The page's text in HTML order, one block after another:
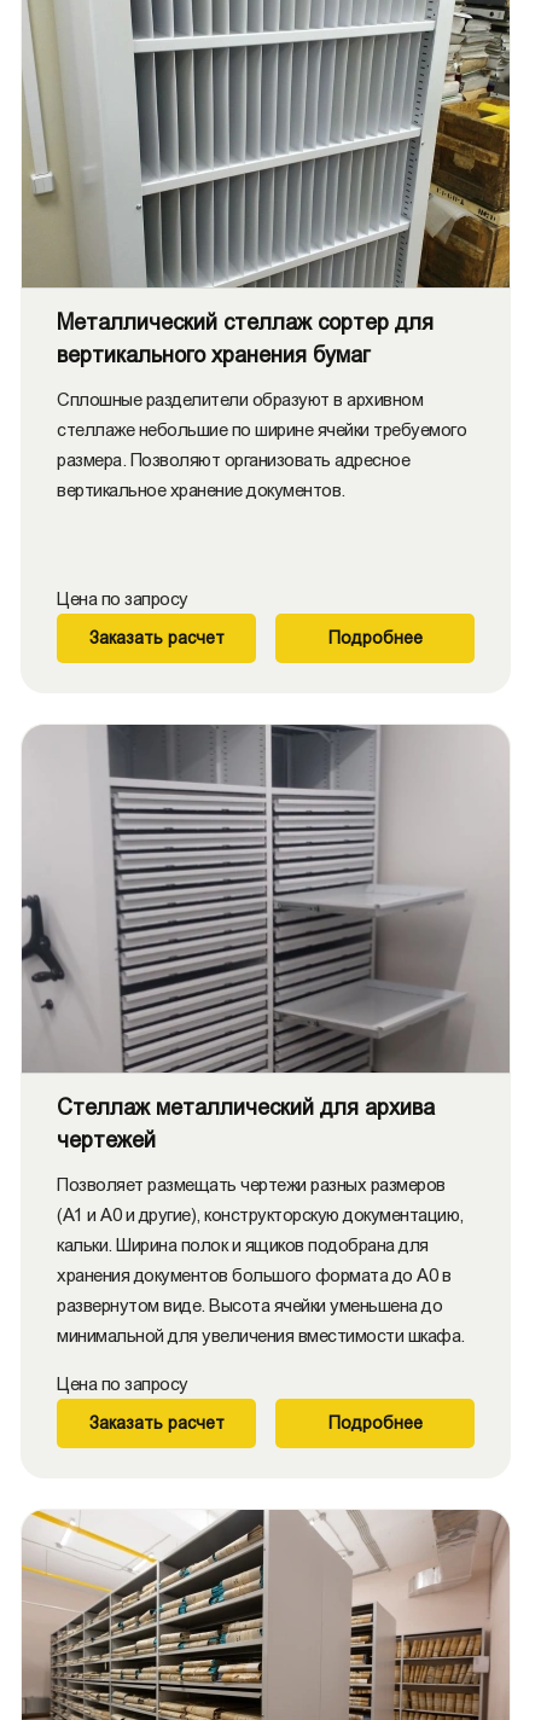
Металлический стеллаж сортер для
вертикального хранения бумаг
Сплошные разделители образуют в архивном
стеллаже небольшие по ширине ячейки требуемого
размера. Позволяют организовать адресное
вертикальное хранение документов.
Цена по запросу
Заказать расчет Подробнее
Стеллаж металлический для архива
чертежей
Позволяет размещать чертежи разных размеров
(А1 и А0 и другие), конструкторскую документацию,
кальки. Ширина полок и ящиков подобрана для
хранения документов большого формата до А0 в
развернутом виде. Высота ячейки уменьшена до
минимальной для увеличения вместимости шкафа.
Цена по запросу
Заказать расчет Подробнее